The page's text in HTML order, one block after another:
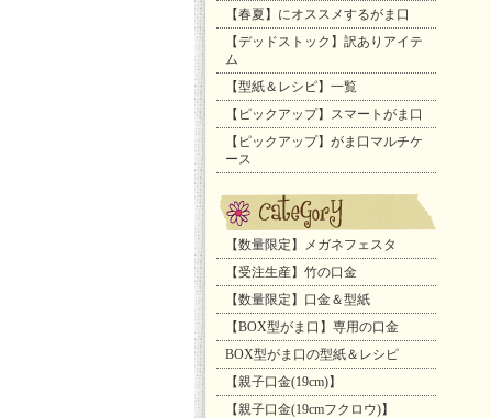
【春夏】にオススメするがま口
【デッドストック】訳ありアイテ
ム
【型紙＆レシピ】一覧
【ピックアップ】スマートがま口
【ピックアップ】がま口マルチケ
ース
【数量限定】メガネフェスタ
【受注生産】竹の口金
【数量限定】口金＆型紙
【BOX型がま口】専用の口金
BOX型がま口の型紙＆レシピ
【親子口金(19cm)】
【親子口金(19cmフクロウ)】